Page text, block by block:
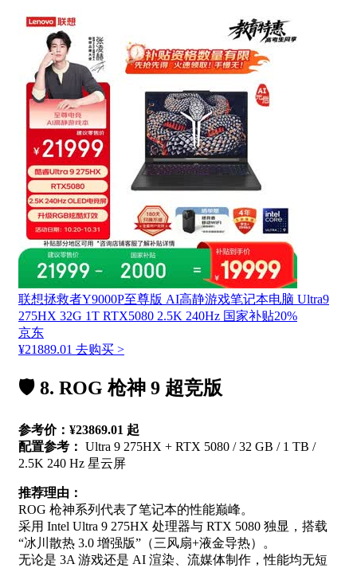
联想拯救者Y9000P至尊版 AI高静游戏笔记本电脑 Ultra9
275HX 32G 1T RTX5080 2.5K 240Hz 国家补贴20%
京东
¥21889.01 去购买 >
🛡️ 8. ROG 枪神 9 超竞版
参考价：¥23869.01 起
配置参考： Ultra 9 275HX + RTX 5080 / 32 GB / 1 TB /
2.5K 240 Hz 星云屏
推荐理由：
ROG 枪神系列代表了笔记本的性能巅峰。
采用 Intel Ultra 9 275HX 处理器与 RTX 5080 独显，搭载
“冰川散热 3.0 增强版”（三风扇+液金导热）。
无论是 3A 游戏还是 AI 渲染、流媒体制作，性能均无短